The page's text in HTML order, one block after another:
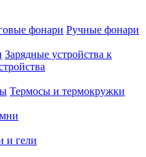
фонари Ручные фонари
Зарядные устройства к
Термосы и термокружки
и гели